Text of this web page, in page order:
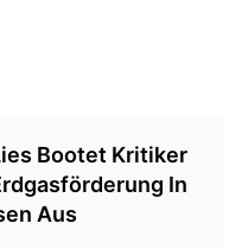
Bootet Kritiker
In
Aus